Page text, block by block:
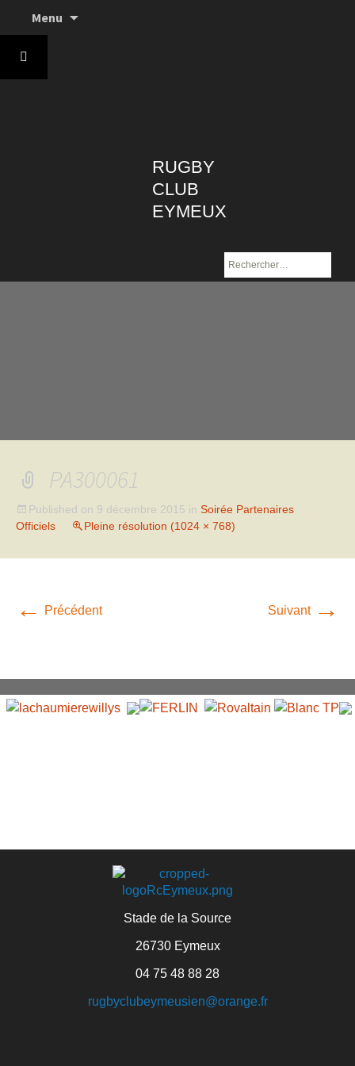
RUGBY
CLUB
EYMEUX
Rechercher :
Menu
PA300061
Published on 9 décembre 2015 in Soirée Partenaires
Officiels
Pleine résolution (1024 × 768)
← Précédent Suivant →
Stade de la Source
26730 Eymeux
04 75 48 88 28
rugbyclubeymeusien@orange.fr